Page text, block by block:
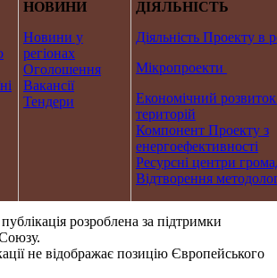
НОВИНИ
Новини у
регіонах
Оголошення
Вакансії
Тендери
ДІЯЛЬНІСТЬ
Діяльність Проекту в
Мікропроекти
Економічний розвиток
територій
Компонент Проекту з
енергоефективності
Ресурсні центри
Відтворення
розроблена за підтримки
не відображає позицію Європейського